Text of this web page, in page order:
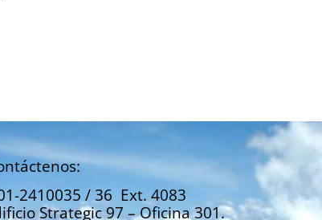
2410035 / 36 Ext. 4083
Strategic 97 – Oficina 301.